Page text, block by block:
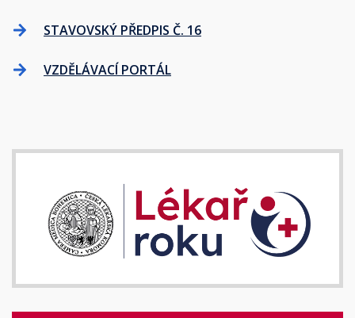
STAVOVSKÝ PŘEDPIS Č. 16
VZDĚLÁVACÍ PORTÁL